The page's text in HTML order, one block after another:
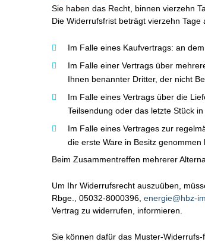
Sie haben das Recht, binnen vierzehn
Die Widerrufsfrist beträgt vierzehn Tage
Im Falle eines Kaufvertrags: an
Im Falle einer Vertrags über
Ihnen benannter Dritter, der nicht
Im Falle eines Vertrags über die
Teilsendung oder das letzte Stück
Im Falle eines Vertrages zur
die erste Ware in Besitz genommen
Beim Zusammentreffen mehrerer
Um Ihr Widerrufsrecht auszuüben,
Rbge., 05032-8000396, energie@hbz-
Vertrag zu widerrufen, informieren.
Sie können dafür das Muster-